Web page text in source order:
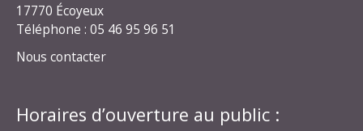
17770 Écoyeux
Téléphone : 05 46 95 96 51
Nous contacter
Horaires d’ouverture au public :